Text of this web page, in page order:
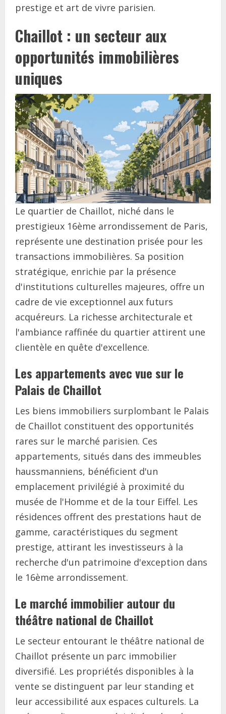
prestige et art de vivre parisien.
Chaillot : un secteur aux
opportunités immobilières
uniques
Le quartier de Chaillot, niché dans le
prestigieux 16ème arrondissement de Paris,
représente une destination prisée pour les
transactions immobilières. Sa position
stratégique, enrichie par la présence
d'institutions culturelles majeures, offre un
cadre de vie exceptionnel aux futurs
acquéreurs. La richesse architecturale et
l'ambiance raffinée du quartier attirent une
clientèle en quête d'excellence.
Les appartements avec vue sur le
Palais de Chaillot
Les biens immobiliers surplombant le Palais
de Chaillot constituent des opportunités
rares sur le marché parisien. Ces
appartements, situés dans des immeubles
haussmanniens, bénéficient d'un
emplacement privilégié à proximité du
musée de l'Homme et de la tour Eiffel. Les
résidences offrent des prestations haut de
gamme, caractéristiques du segment
prestige, attirant les investisseurs à la
recherche d'un patrimoine d'exception dans
le 16ème arrondissement.
Le marché immobilier autour du
théâtre national de Chaillot
Le secteur entourant le théâtre national de
Chaillot présente un parc immobilier
diversifié. Les propriétés disponibles à la
vente se distinguent par leur standing et
leur accessibilité aux espaces culturels. La